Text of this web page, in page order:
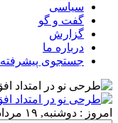
سیاسی
گفت و گو
گزارش
درباره ما
جستجوی پیشرفته
امروز : دوشنبه, ۱۹ مرداد , ۱۴۰۵